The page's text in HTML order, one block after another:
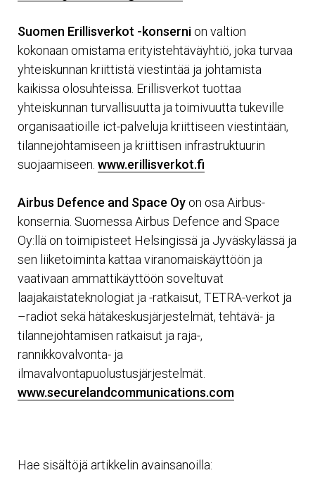
Suomen Erillisverkot -konserni on valtion
kokonaan omistama erityistehtäväyhtiö, joka turvaa
yhteiskunnan kriittistä viestintää ja johtamista
kaikissa olosuhteissa. Erillisverkot tuottaa
yhteiskunnan turvallisuutta ja toimivuutta tukeville
organisaatioille ict-palveluja kriittiseen viestintään,
tilannejohtamiseen ja kriittisen infrastruktuurin
suojaamiseen. www.erillisverkot.fi
Airbus Defence and Space Oy on osa Airbus-
konsernia. Suomessa Airbus Defence and Space
Oy:llä on toimipisteet Helsingissä ja Jyväskylässä ja
sen liiketoiminta kattaa viranomaiskäyttöön ja
vaativaan ammattikäyttöön soveltuvat
laajakaistateknologiat ja -ratkaisut, TETRA-verkot ja
–radiot sekä hätäkeskusjärjestelmät, tehtävä- ja
tilannejohtamisen ratkaisut ja raja-,
rannikkovalvonta- ja
ilmavalvontapuolustusjärjestelmät.
www.securelandcommunications.com
Hae sisältöjä artikkelin avainsanoilla: